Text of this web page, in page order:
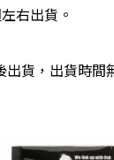
右出貨。
貨，出貨時間